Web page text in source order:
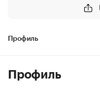
Профиль
Профиль